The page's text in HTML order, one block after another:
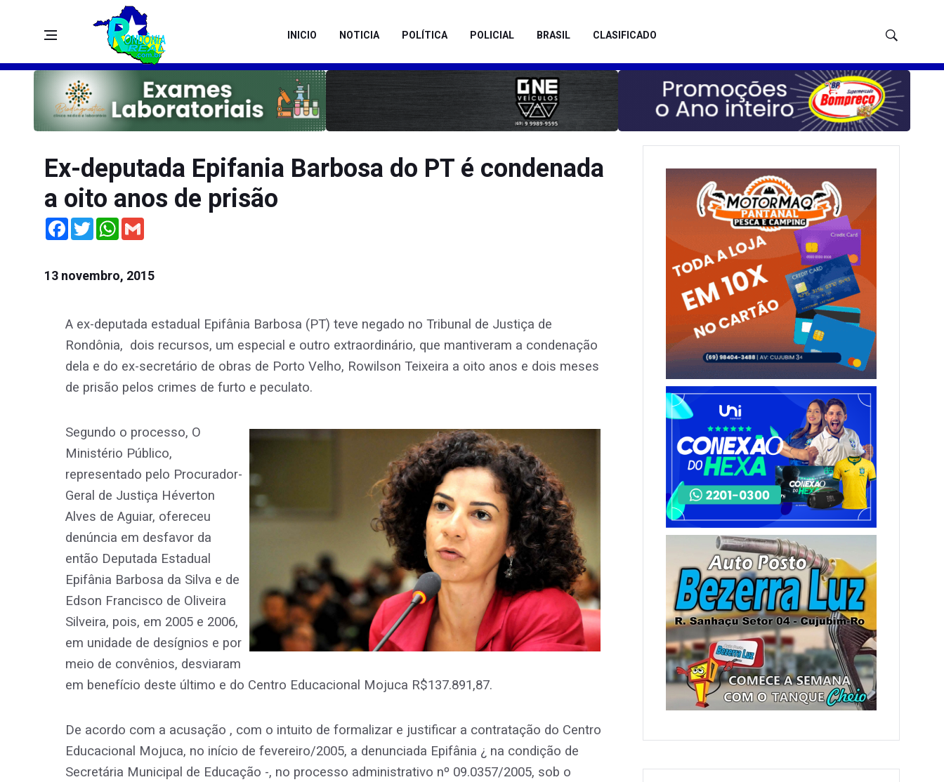
INICIO NOTICIA POLÍTICA POLICIAL BRASIL CLASIFICADO
Ex-deputada Epifania Barbosa do PT é condenada
a oito anos de prisão
Facebook
TwitterWhatsApp
13 novembro, 2015
A ex-deputada estadual Epifânia Barbosa (PT) teve negado no Tribunal de Justiça de
Rondônia, dois recursos, um especial e outro extraordinário, que mantiveram a condenação
dela e do ex-secretário de obras de Porto Velho, Rowilson Teixeira a oito anos e dois meses
de prisão pelos crimes de furto e peculato.
Segundo o processo, O
Ministério Público,
representado pelo Procurador-
Geral de Justiça Héverton
Alves de Aguiar, ofereceu
denúncia em desfavor da
então Deputada Estadual
Epifânia Barbosa da Silva e de
Edson Francisco de Oliveira
Silveira, pois, em 2005 e 2006,
em unidade de desígnios e por
meio de convênios, desviaram
em benefício deste último e do Centro Educacional Mojuca R$137.891,87.
De acordo com a acusação , com o intuito de formalizar e justificar a contratação do Centro
Educacional Mojuca, no início de fevereiro/2005, a denunciada Epifânia ¿ na condição de
Secretária Municipal de Educação -, no processo administrativo nº 09.0357/2005, sob o